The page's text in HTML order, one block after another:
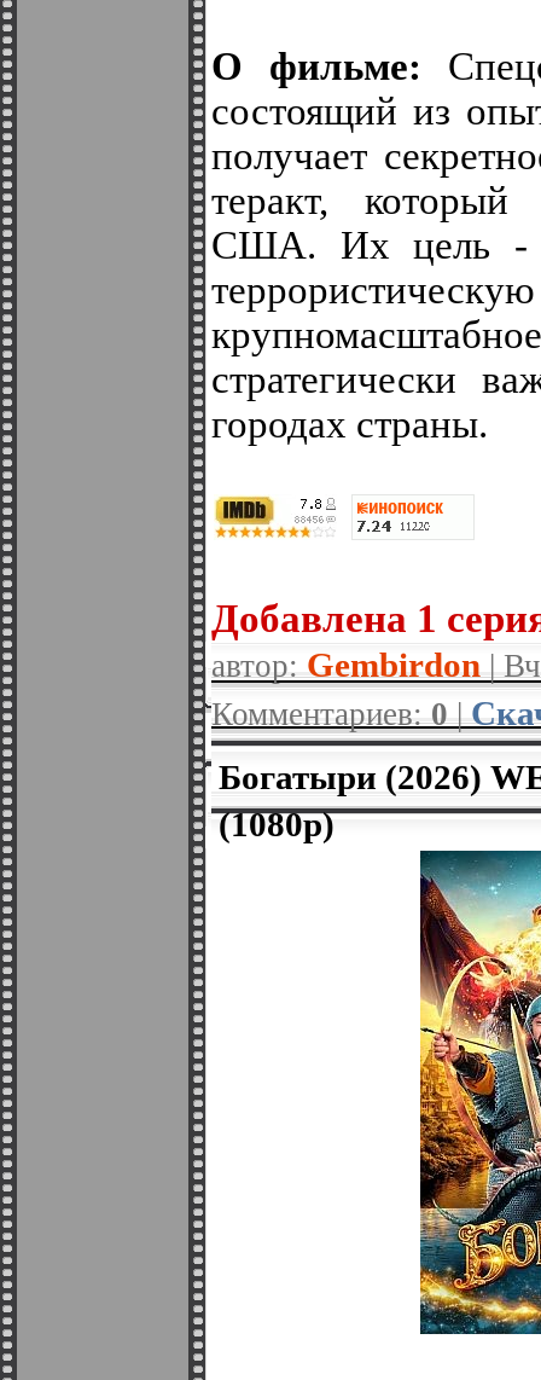
О фильме:
состоящий из
получает
теракт, который
США. Их цель -
стратегически
городах страны.
Добавлена 1
автор: Gembirdon |
Комментариев:0|
Богатыри (2026)
(1080p)